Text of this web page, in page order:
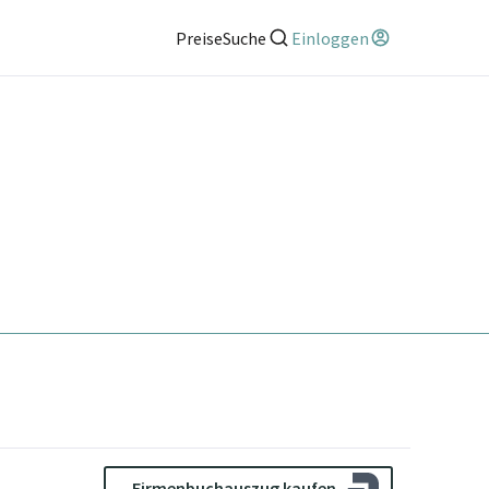
PreiseSuche Einloggen